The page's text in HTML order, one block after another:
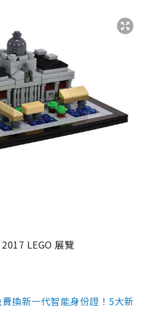
LEGO 展覽
費換新一代智能身份證！5大新